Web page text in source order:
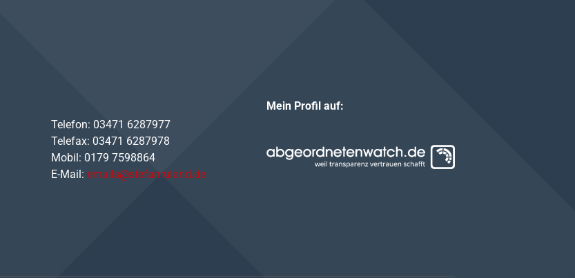
Telefon: 03471 6287977
Telefax: 03471 6287978
Mobil: 0179 7598864
E-Mail: emails@stefanruland.de
Mein Profil auf: